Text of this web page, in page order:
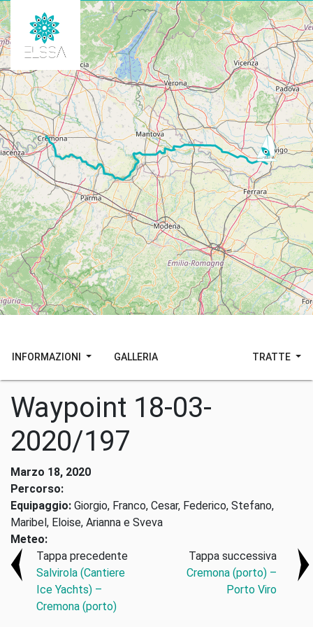
INFORMAZIONI GALLERIA TRATTE
Waypoint 18-03-
2020/197
Marzo 18, 2020
Percorso:
Equipaggio: Giorgio, Franco, Cesar, Federico, Stefano,
Maribel, Eloise, Arianna e Sveva
Meteo:
Tappa precedente
Salvirola (Cantiere
Ice Yachts) –
Cremona (porto)
Tappa successiva
Cremona (porto) –
Porto Viro